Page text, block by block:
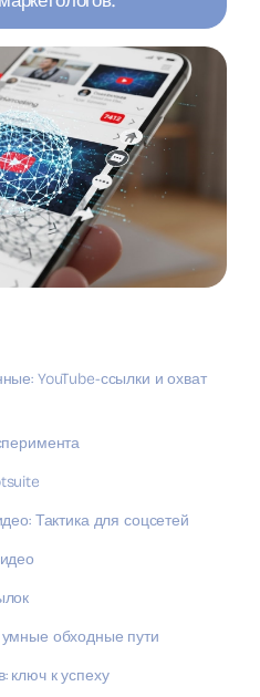
YouTube-ссылки и охват
Тактика для соцсетей
обходные пути
ключ к успеху